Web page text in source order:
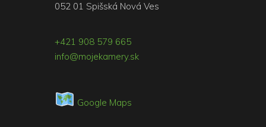
052 01 Spišská Nová Ves
+421 908 579 665
info@mojekamery.sk
Google Maps